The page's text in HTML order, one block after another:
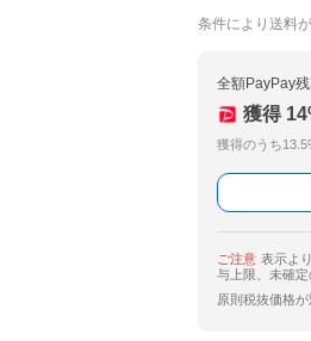
条件により送料
全額PayPay
獲得 14
獲得のうち
ご注意 表示よ
与上限、未確定
原則税抜価格